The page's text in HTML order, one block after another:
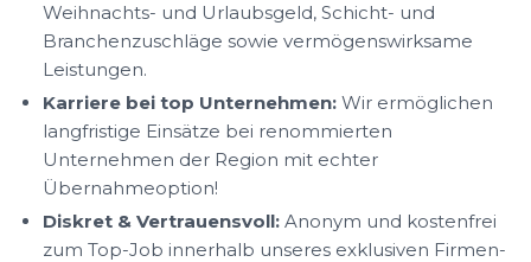
Weihnachts- und Urlaubsgeld, Schicht- und
Branchenzuschläge sowie vermögenswirksame
Leistungen.
Karriere bei top Unternehmen: Wir ermöglichen
langfristige Einsätze bei renommierten
Unternehmen der Region mit echter
Übernahmeoption!
Diskret & Vertrauensvoll: Anonym und kostenfrei
zum Top-Job innerhalb unseres exklusiven Firmen-